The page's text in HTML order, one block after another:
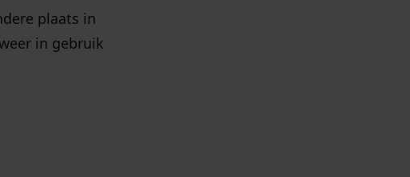
plaats in
in gebruik